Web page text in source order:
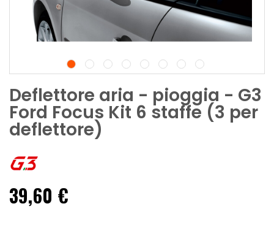
Deflettore aria - pioggia - G3
Ford Focus Kit 6 staffe (3 per
deflettore)
39,60 €